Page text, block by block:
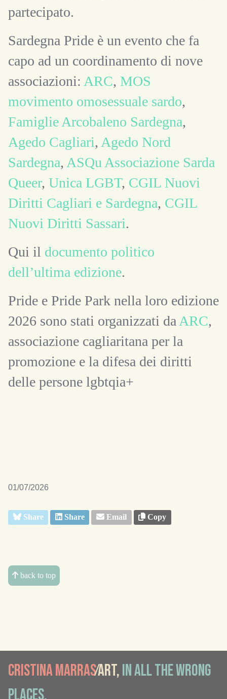
partecipato.
Sardegna Pride è un evento che fa
capo ad un coordinamento di nove
associazioni: ARC, MOS
movimento omosessuale sardo,
Famiglie Arcobaleno Sardegna,
Agedo Cagliari, Agedo Nord
Sardegna, ASQu Associazione Sarda
Queer, Unica LGBT, CGIL Nuovi
Diritti Cagliari e Sardegna, CGIL
Nuovi Diritti Sassari.
Qui il documento politico
dell’ultima edizione.
Pride e Pride Park nella loro edizione
2026 sono stati organizzati da ARC,
associazione cagliaritana per la
promozione e la difesa dei diritti
delle persone lgbtqia+
01/07/2026
Share Share Email Copy
back to top
Cristina Marras⁄Art,in all the wrong